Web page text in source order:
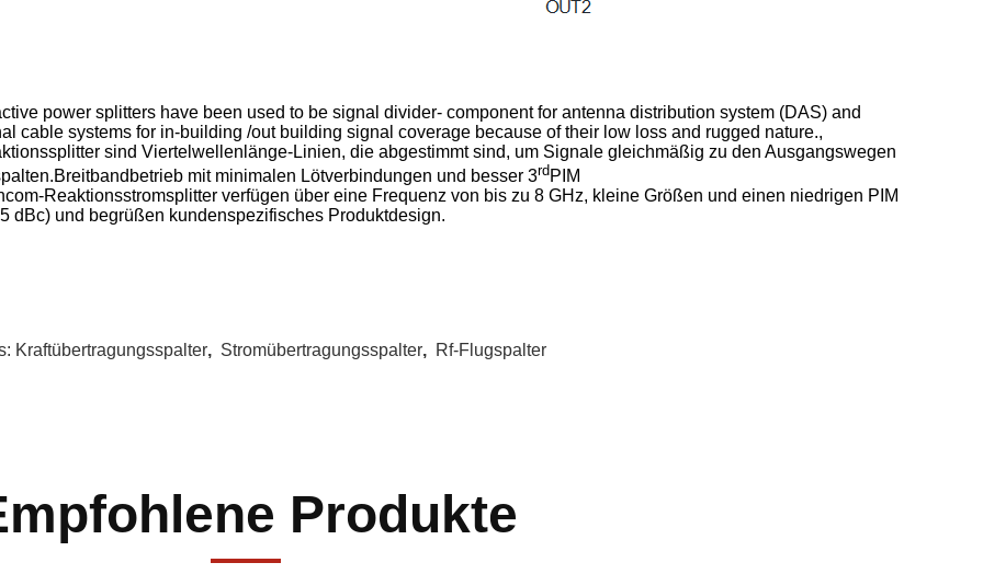
power splitters have been used to be signal divider- component for antenna distribution system (DAS) and
cable systems for in-building /out building signal coverage because of their low loss and rugged nature.,
sind Viertelwellenlänge-Linien, die abgestimmt sind, um Signale gleichmäßig zu den Ausgangswegen
mit minimalen Lötverbindungen und besser 3rd PIM
Reaktionsstromsplitter verfügen über eine Frequenz von bis zu 8 GHz, kleine Größen und einen niedrigen PIM
dBc) und begrüßen kundenspezifisches Produktdesign.
Kraftübertragungsspalter, Stromübertragungsspalter, Rf-Flugspalter
Produkte